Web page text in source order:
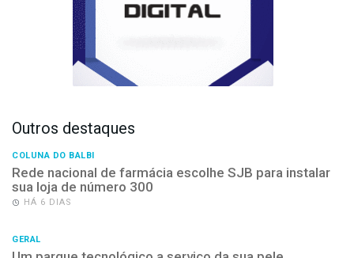
Outros destaques
COLUNA DO BALBI
Rede nacional de farmácia escolhe SJB para instalar
sua loja de número 300
HÁ 6 DIAS
GERAL